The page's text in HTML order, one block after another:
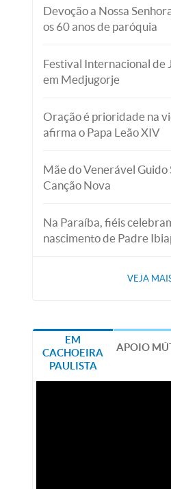
Devoção a Nossa
os 60 anos de paróquia
Festival Internacional de
em Medjugorje
Oração é prioridade na
afirma o Papa Leão XIV
Mãe do Venerável Guido
Canção Nova
Na Paraíba, fiéis
nascimento de Padre
VEJA
EM
CACHOEIRA
PAULISTA
APOIO